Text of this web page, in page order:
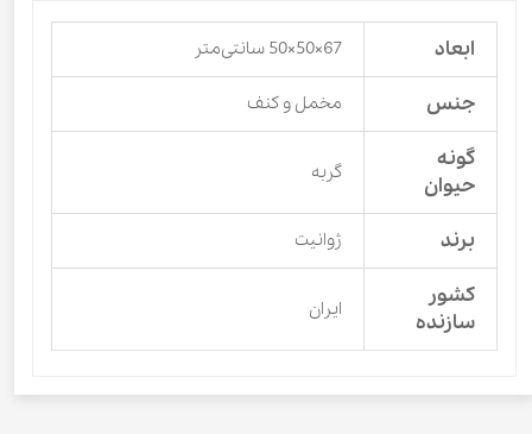
ابعاد 67×50×50 سانتی‌متر
جنس مخمل و کنف
گونه
حیوان
گربه
برند ژوانیت
کشور
سازنده
ایران